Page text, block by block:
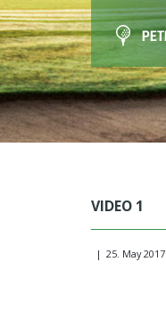
VIDEO 1
| 25. May 2017